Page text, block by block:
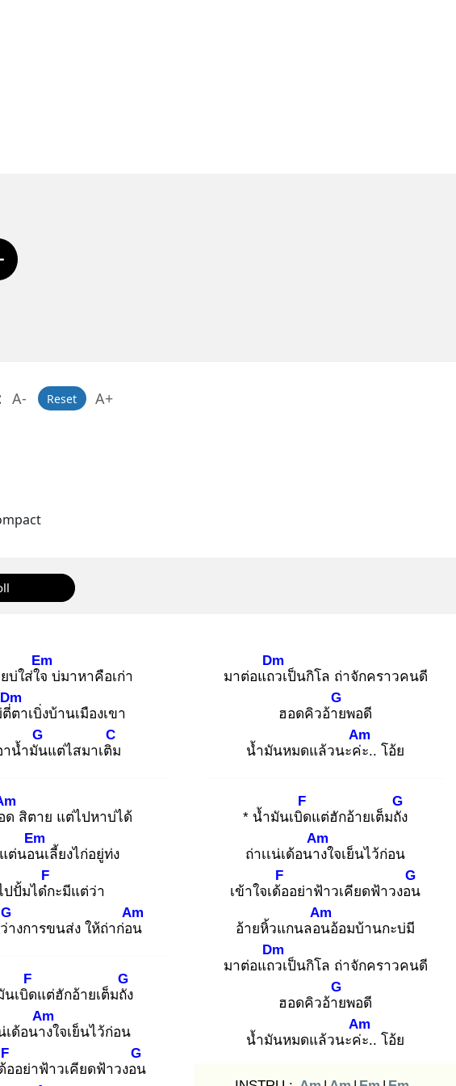
A- Reset A+
บ่ใส่ใจ
Em
บ่มาหาคือเก่า
ต
Dm
าเบิ่งบ้านเมืองเขา
าน้ำมัน
G
แต่ไสมาเติม
C
ด สิตาย แต่ไปหาบ่ได้
ต่นอน
Em
เลี้ยงไก่อยู่ท่ง
ปปั้มได๋ก
F
ะมีแต่ว่า
า
G
งการขนส่ง ให้ถ่าก่อน
Am
เบิด
F
แต่ฮักอ้ายเต็มถัง
G
เด้อนาง
Am
ใจเย็นไว้ก่อน
อ
F
อย่าฟ้าวเคียดฟ้าวงอน
G
มาต่อแถว
Dm
เป็นกิโล ถ่าจักคราวคนดี
ฮอดคิวอ้าย
G
พอดี
น้ำมันหมดแล้วนะค่ะ
Am
.. โอ้ย
* น้ำมันเบิด
F
แต่ฮักอ้ายเต็มถัง
G
ถ่าเเน่เด้อนาง
Am
ใจเย็นไว้ก่อน
เข้าใจเด้อ
F
อย่าฟ้าวเคียดฟ้าวงอน
G
อ้ายหิ้วแกนลอน
Am
อ้อมบ้านกะบ่มี
มาต่อแถว
Dm
เป็นกิโล ถ่าจักคราวคนดี
ฮอดคิวอ้าย
G
พอดี
น้ำมันหมดแล้วนะค่ะ
Am
.. โอ้ย